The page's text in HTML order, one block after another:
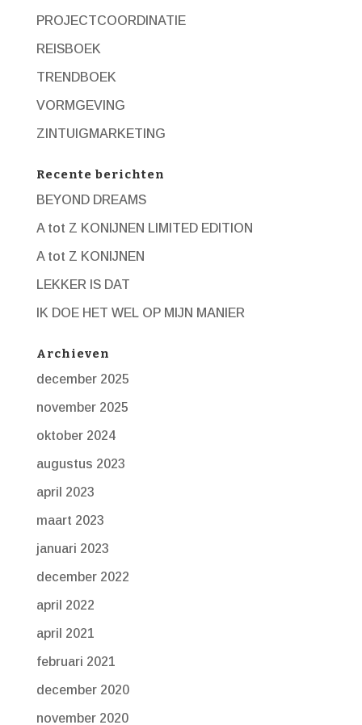
PROJECTCOORDINATIE
REISBOEK
TRENDBOEK
VORMGEVING
ZINTUIGMARKETING
Recente berichten
BEYOND DREAMS
A tot Z KONIJNEN LIMITED EDITION
A tot Z KONIJNEN
LEKKER IS DAT
IK DOE HET WEL OP MIJN MANIER
Archieven
december 2025
november 2025
oktober 2024
augustus 2023
april 2023
maart 2023
januari 2023
december 2022
april 2022
april 2021
februari 2021
december 2020
november 2020